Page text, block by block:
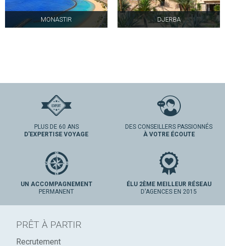
MONASTIR DJERBA
PLUS DE 60 ANS
D'EXPERTISE VOYAGE
DES CONSEILLERS PASSIONNÉS
À VOTRE ÉCOUTE
UN ACCOMPAGNEMENT
PERMANENT
ÉLU 2ÈME MEILLEUR RÉSEAU
D'AGENCES EN 2015
PRÊT À PARTIR
Recrutement